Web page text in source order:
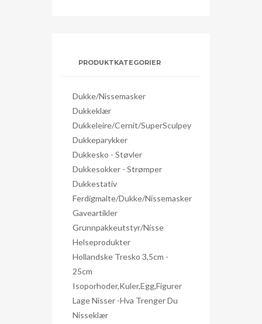
PRODUKTKATEGORIER
Dukke/nissemasker
Dukkeklær
Dukkeleire/Cernit/SuperSculpey
Dukkeparykker
Dukkesko - Støvler
Dukkesokker - Strømper
Dukkestativ
Ferdigmalte/dukke/nissemasker
Gaveartikler
Grunnpakkeutstyr/nisse
Helseprodukter
Hollandske Tresko 3,5cm -
25cm
Isoporhoder,kuler,egg,figurer
Lage Nisser -hva Trenger Du
Nisseklær